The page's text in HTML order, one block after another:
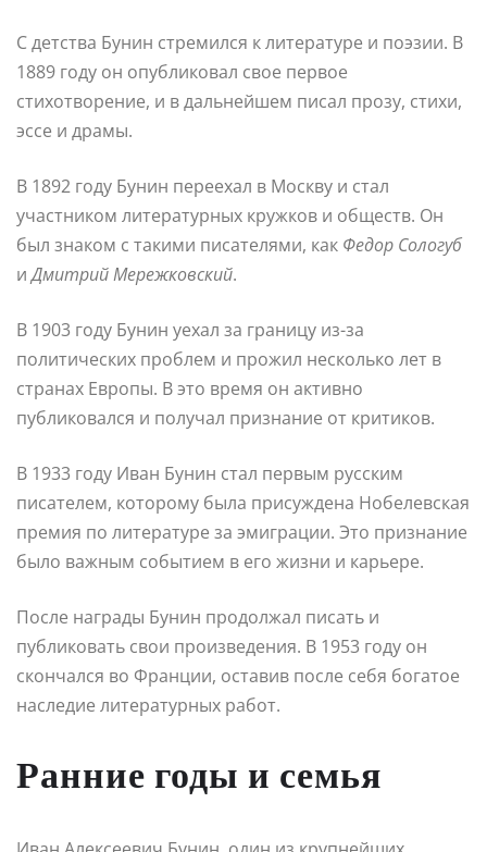
С детства Бунин стремился к литературе и поэзии. В
1889 году он опубликовал свое первое
стихотворение, и в дальнейшем писал прозу, стихи,
эссе и драмы.
В 1892 году Бунин переехал в Москву и стал
участником литературных кружков и обществ. Он
был знаком с такими писателями, как Федор Сологуб
иДмитрий Мережковский.
В 1903 году Бунин уехал за границу из-за
политических проблем и прожил несколько лет в
странах Европы. В это время он активно
публиковался и получал признание от критиков.
В 1933 году Иван Бунин стал первым русским
писателем, которому была присуждена Нобелевская
премия по литературе за эмиграции. Это признание
было важным событием в его жизни и карьере.
После награды Бунин продолжал писать и
публиковать свои произведения. В 1953 году он
скончался во Франции, оставив после себя богатое
наследие литературных работ.
Ранние годы и семья